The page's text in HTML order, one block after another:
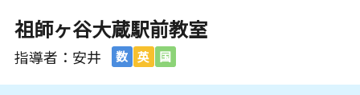
祖師ヶ谷大蔵駅前教室
指導者：安井 数 英 国